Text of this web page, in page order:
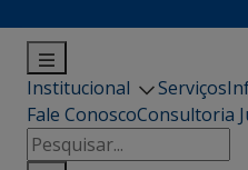
Institucional Serviços
Fale ConoscoConsultoria
Pesquisar